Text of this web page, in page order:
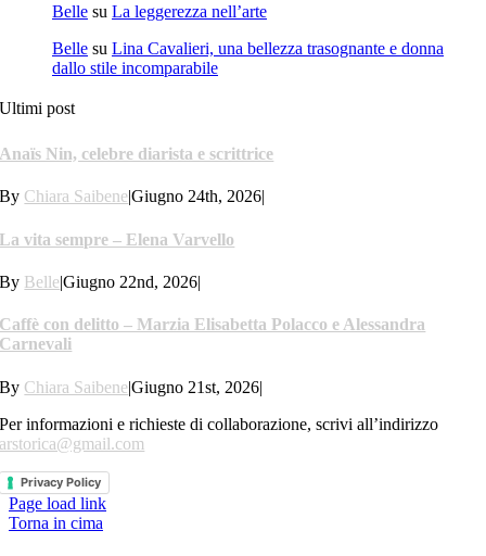
Belle su La leggerezza nell’arte
Belle su Lina Cavalieri, una bellezza trasognante e donna
dallo stile incomparabile
Ultimi post
Anaïs Nin, celebre diarista e scrittrice
By Chiara Saibene|Giugno 24th, 2026
La vita sempre – Elena Varvello
By Belle|Giugno 22nd, 2026|
Caffè con delitto – Marzia Elisabetta Polacco e Alessandra
Carnevali
By Chiara Saibene|Giugno 21st, 2026|
Per informazioni e richieste di collaborazione, scrivi all’indirizzo
arstorica@gmail.com
Privacy Policy
Page load link
Torna in cima